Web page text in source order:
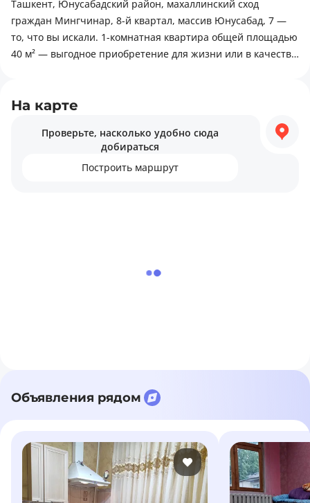
Детский сад, Школа
Ташкент, Юнусабадский район, махаллинский сход
граждан Мингчинар, 8-й квартал, массив Юнусабад, 7 —
то, что вы искали. 1-комнатная квартира общей площадью
40 м² — выгодное приобретение для жизни или в качестве
районе есть всё необходимое: школы, торговые центры,
На карте
Проверьте, насколько удобно сюда
добираться
Построить маршрут
Объявления рядом